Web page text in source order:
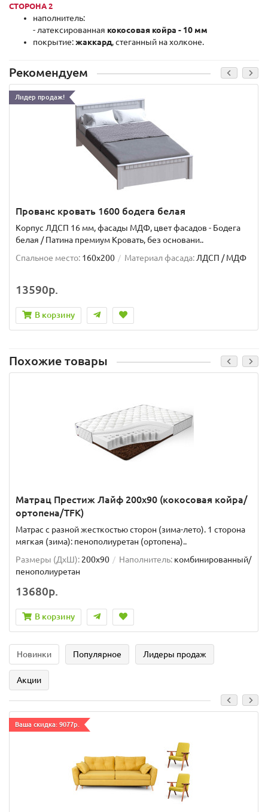
СТОРОНА 2
наполнитель:
- латексированная кокосовая койра - 10 мм
покрытие:жаккард, стеганный на холконе.
Рекомендуем
Лидер продаж!
Прованс кровать 1600 бодега белая
Корпус ЛДСП 16 мм, фасады МДФ, цвет фасадов - Бодега
белая / Патина премиум Кровать, без основани..
Спальное место: 160x200 Материал фасада:ЛДСП / МДФ
13590р.
В корзину
Похожие товары
Матрац Престиж Лайф 200x90 (кокосовая койра/
ортопена/TFK)
Матрас с разной жесткостью сторон (зима-лето). 1 сторона
мягкая (зима): пенополиуретан (ортопена)..
Размеры (ДxШ): 200x90 Наполнитель: комбинированный/
пенополиуретан
13680р.
В корзину
Новинки Популярное Лидеры продаж
Акции
Ваша скидка: 9077р.